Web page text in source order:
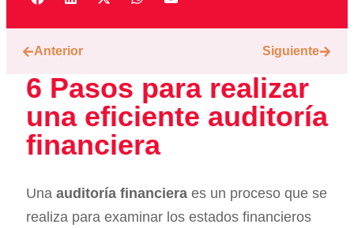
6 Pasos para realizar
una eficiente auditoría
financiera
Una auditoría financiera es un proceso que se
realiza para examinar los estados financieros
Anterior Siguiente